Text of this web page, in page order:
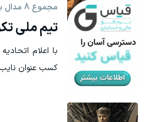
مجموع 8 مدال برای مردان و زنان ایران؛
تیم ملی
کسب عنوان